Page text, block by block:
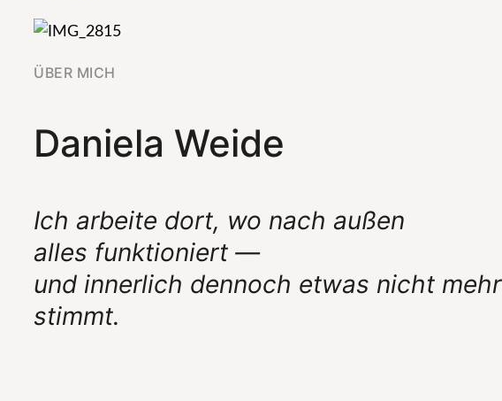
ÜBER MICH
Daniela Weide
Ich arbeite dort, wo nach außen
alles funktioniert —
und innerlich dennoch etwas nicht mehr
stimmt.